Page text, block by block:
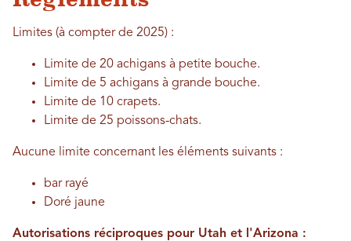
Limites (à compter de 2025) :
Limite de 20 achigans à petite bouche.
Limite de 5 achigans à grande bouche.
Limite de 10 crapets.
Limite de 25 poissons-chats.
Aucune limite concernant les éléments suivants :
bar rayé
Doré jaune
Autorisations réciproques pour Utah et l'Arizona :